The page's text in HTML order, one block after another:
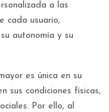
a las
cada usuario,
autonomía y su
es única en su
sus condiciones físicas,
Por ello, al